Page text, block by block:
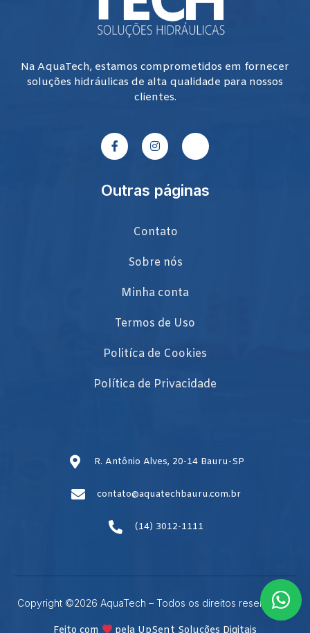
Na AquaTech, estamos comprometidos em fornecer
soluções hidráulicas de alta qualidade para nossos
clientes.
Outras páginas
Contato
Sobre nós
Minha conta
Termos de Uso
Politíca de Cookies
Política de Privacidade
R. Antônio Alves, 20-14 Bauru-SP
contato@aquatechbauru.com.br
(14) 3012-1111
Copyright ©2026 AquaTech – Todos os direitos reservados.
Feito com pela UpSent Soluções Digitais